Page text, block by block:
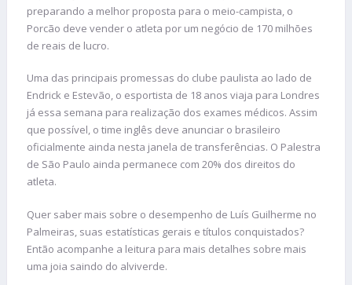
preparando a melhor proposta para o meio-campista, o
Porcão deve vender o atleta por um negócio de 170 milhões
de reais de lucro.
Uma das principais promessas do clube paulista ao lado de
Endrick e Estevão, o esportista de 18 anos viaja para Londres
já essa semana para realização dos exames médicos. Assim
que possível, o time inglês deve anunciar o brasileiro
oficialmente ainda nesta janela de transferências. O Palestra
de São Paulo ainda permanece com 20% dos direitos do
atleta.
Quer saber mais sobre o desempenho de Luís Guilherme no
Palmeiras, suas estatísticas gerais e títulos conquistados?
Então acompanhe a leitura para mais detalhes sobre mais
uma joia saindo do alviverde.